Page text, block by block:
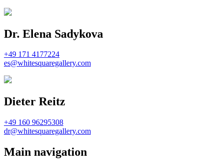
Dr. Elena Sadykova
+49 171 4177224
es@whitesquaregallery.com
Dieter Reitz
+49 160 96295308
dr@whitesquaregallery.com
Main navigation